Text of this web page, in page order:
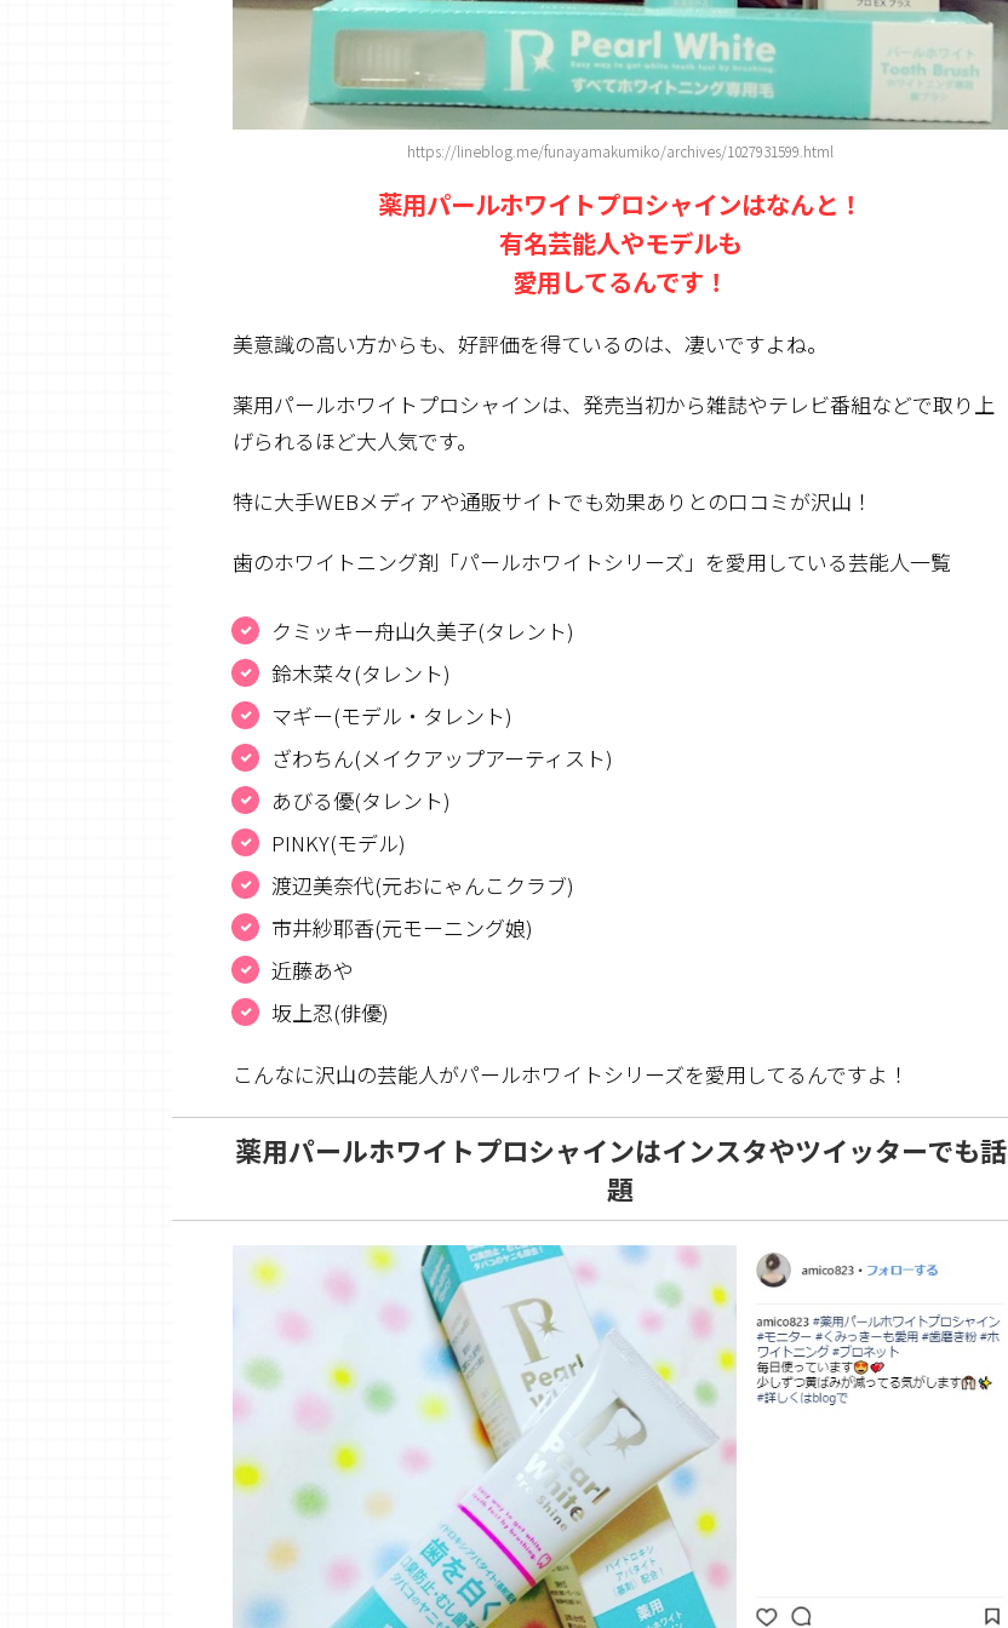
https://lineblog.me/funayamakumiko/archives/1027931599.html
薬用パールホワイトプロシャインはなんと！
有名芸能人やモデルも
愛用してるんです！
美意識の高い方からも、好評価を得ているのは、凄いですよね。
薬用パールホワイトプロシャインは、発売当初から雑誌やテレビ番組などで取り上
げられるほど大人気です。
特に大手WEBメディアや通販サイトでも効果ありとの口コミが沢山！
歯のホワイトニング剤「パールホワイトシリーズ」を愛用している芸能人一覧
クミッキー舟山久美子(タレント)
鈴木菜々(タレント)
マギー(モデル・タレント)
ざわちん(メイクアップアーティスト)
あびる優(タレント)
PINKY(モデル)
渡辺美奈代(元おにゃんこクラブ)
市井紗耶香(元モーニング娘)
近藤あや
坂上忍(俳優)
こんなに沢山の芸能人がパールホワイトシリーズを愛用してるんですよ！
薬用パールホワイトプロシャインはインスタやツイッターでも話
題